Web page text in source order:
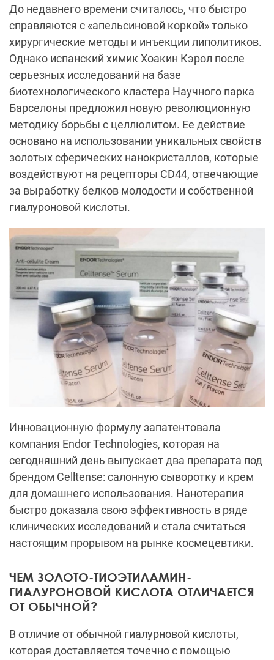
До недавнего времени считалось, что быстро
справляются с «апельсиновой коркой» только
хирургические методы и инъекции липолитиков.
Однако испанский химик Хоакин Кэрол после
серьезных исследований на базе
биотехнологического кластера Научного парка
Барселоны предложил новую революционную
методику борьбы с целлюлитом. Ее действие
основано на использовании уникальных свойств
золотых сферических нанокристаллов, которые
воздействуют на рецепторы CD44, отвечающие
за выработку белков молодости и собственной
гиалуроновой кислоты.
Инновационную формулу запатентовала
компания Endor Technologies, которая на
сегодняшний день выпускает два препарата под
брендом Celltense: салонную сыворотку и крем
для домашнего использования. Нанотерапия
быстро доказала свою эффективность в ряде
клинических исследований и стала считаться
настоящим прорывом на рынке космецевтики.
ЧЕМ ЗОЛОТО-ТИОЭТИЛАМИН-
ГИАЛУРОНОВОЙ КИСЛОТА ОТЛИЧАЕТСЯ
ОТ ОБЫЧНОЙ?
В отличие от обычной гиалурновой кислоты,
которая доставляется точечно с помощью